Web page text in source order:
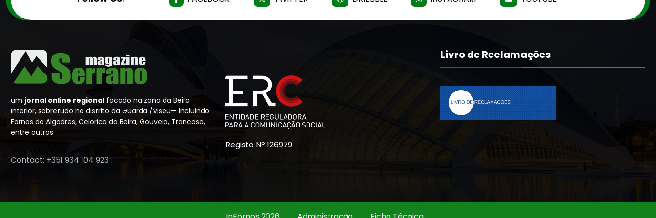
um jornal online regional focado na zona da Beira
Interior, sobretudo no distrito da Guarda /Viseu— incluindo
Fornos de Algodres, Celorico da Beira, Gouveia, Trancoso,
entre outros
Contact: +351 934 104 923
Registo Nº 126979
Livro de Reclamações